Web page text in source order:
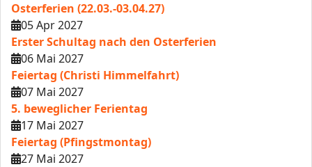
Osterferien (22.03.-03.04.27)
05 Apr 2027
Erster Schultag nach den Osterferien
06 Mai 2027
Feiertag (Christi Himmelfahrt)
07 Mai 2027
5. beweglicher Ferientag
17 Mai 2027
Feiertag (Pfingstmontag)
27 Mai 2027